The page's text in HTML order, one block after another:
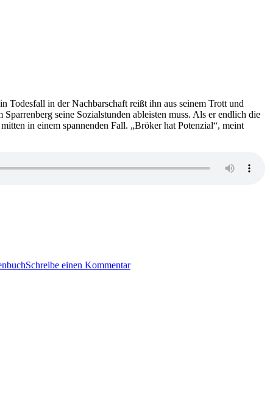
Todesfall in der Nachbarschaft reißt ihn aus seinem Trott und
seine Sozialstunden ableisten muss. Als er endlich die
in einem spannenden Fall. „Bröker hat Potenzial“, meint
Schreibe einen Kommentar671: